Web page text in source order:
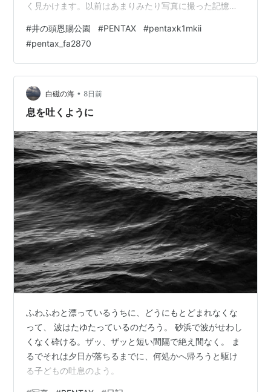
く見かけます。以前はあまりみたり写真に撮った記憶が
ンキング参加中お写んぽ日記
#井の頭恩賜公園 #PENTAX #pentaxk1mkii
#pentax_fa2870
白磁の海 • 8日前
息を吐くように
ふわふわと漂っているうちに、どうにもとどまれなくな
って、 波はたゆたっているのだろう。 砂浜で波がせわし
くなく砕ける。ザッ、ザッと短い間隔で絶え間なく。 ま
るでそれは夕日が落ちるまでに、何処かへ帰ろうと駆け
る子どもの吐息のよう。